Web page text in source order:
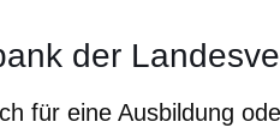
der
für eine Ausbildung